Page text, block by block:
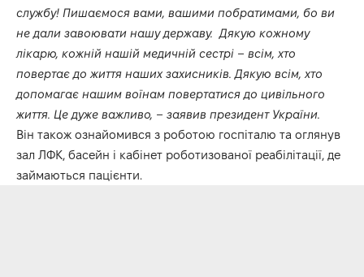
службу! Пишаємося вами, вашими побратимами, бо ви
не дали завоювати нашу державу. Дякую кожному
лікарю, кожній нашій медичній сестрі – всім, хто
повертає до життя наших захисників. Дякую всім, хто
допомагає нашим воїнам повертатися до цивільного
життя. Це дуже важливо, – заявив президент України.
Він також ознайомився з роботою госпіталю та оглянув
зал ЛФК, басейн і кабінет роботизованої реабілітації, де
займаються пацієнти.